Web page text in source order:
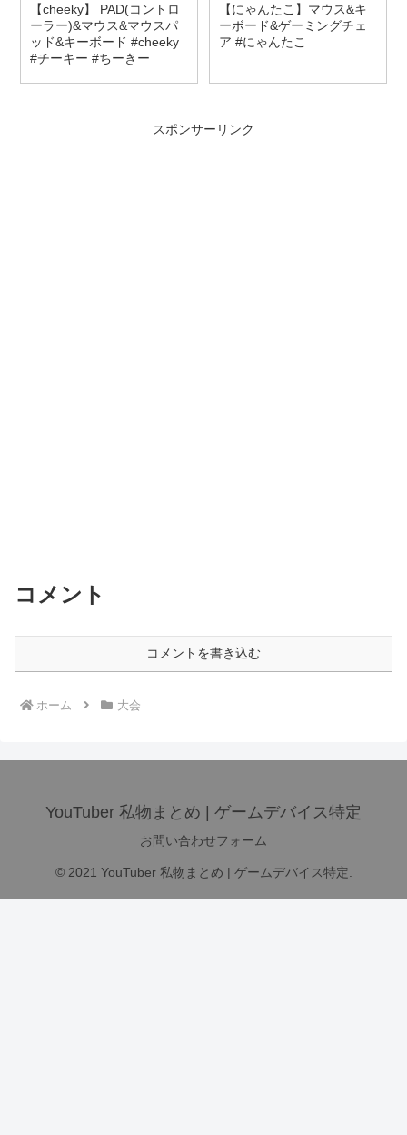
【cheeky】 PAD(コントロ
ーラー)&マウス&マウスパ
ッド&キーボード #cheeky
#チーキー #ちーきー
【にゃんたこ】マウス&キ
ーボード&ゲーミングチェ
ア #にゃんたこ
スポンサーリンク
コメント
コメントを書き込む
ホーム 大会
YouTuber 私物まとめ | ゲームデバイス特定
お問い合わせフォーム
© 2021 YouTuber 私物まとめ | ゲームデバイス特定.